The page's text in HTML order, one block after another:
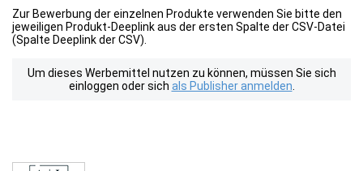
Zur Bewerbung der einzelnen Produkte verwenden Sie bitte den
jeweiligen Produkt-Deeplink aus der ersten Spalte der CSV-Datei
(Spalte Deeplink der CSV).
Um dieses Werbemittel nutzen zu können, müssen Sie sich
einloggen oder sich als Publisher anmelden